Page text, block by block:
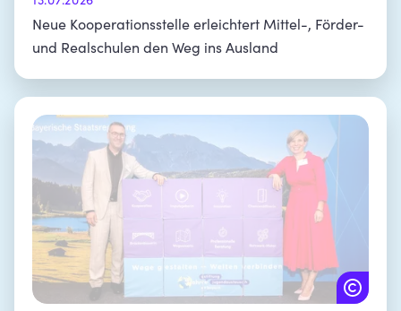
Neue Kooperationsstelle erleichtert Mittel-, Förder-
und Realschulen den Weg ins Ausland